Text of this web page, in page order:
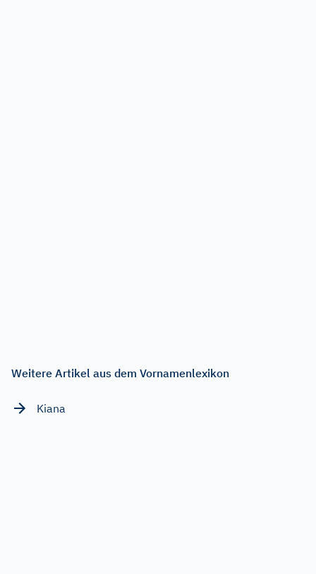
Weitere Artikel aus dem Vornamenlexikon
Kiana